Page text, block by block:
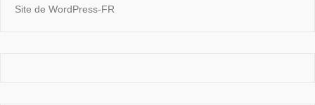
Site de WordPress-FR